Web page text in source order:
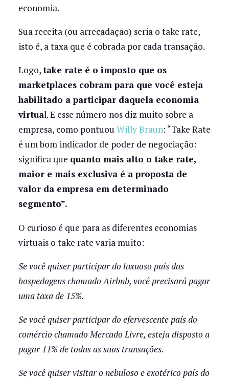
economia.
Sua receita (ou arrecadação) seria o take rate,
isto é, a taxa que é cobrada por cada transação.
Logo,take rate é o imposto que os
marketplaces cobram para que você esteja
habilitado a participar daquela economia
virtual. E esse número nos diz muito sobre a
empresa, como pontuou Willy Braun: “Take Rate
é um bom indicador de poder de negociação:
significa que quanto mais alto o take rate,
maior e mais exclusiva é a proposta de
valor da empresa em determinado
segmento”.
O curioso é que para as diferentes economias
virtuais o take rate varia muito:
Se você quiser participar do luxuoso país das
hospedagens chamado Airbnb, você precisará pagar
uma taxa de 15%.
Se você quiser participar do efervescente país do
comércio chamado Mercado Livre, esteja disposto a
pagar 11% de todas as suas transações.
Se você quiser visitar o nebuloso e exotérico país do